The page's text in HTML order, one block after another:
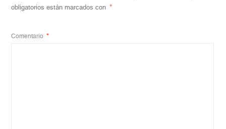
obligatorios están marcados con
*
Comentario *